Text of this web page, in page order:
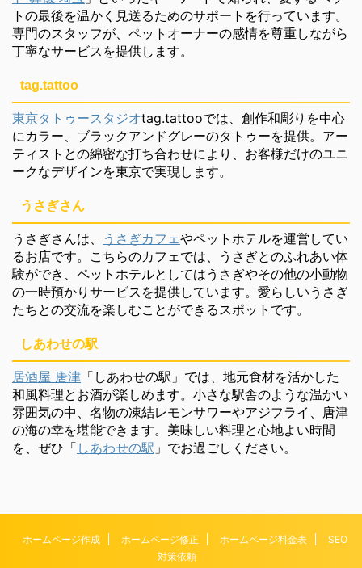
トの最後を温かく見送るためのサポートを行っています。
専門のスタッフが、ペットオーナーの感情を尊重しながら
丁寧なサービスを提供します。
tag.tattoo
東京タトゥースタジオtag.tattooでは、創作和彫りを中心
にカラー、ブラックアンドグレーのタトゥーを提供。アー
ティストとの綿密な打ち合わせにより、お客様だけのユニ
ークなデザインを東京で実現します。
うさぎさん
うさぎさんは、 うさぎカフェやペットホテルを運営してい
るお店です。こちらのカフェでは、うさぎとのふれあい体
験ができ、ペットホテルとしてはうさぎやその他の小動物
の一時預かりサービスを提供しています。愛らしいうさぎ
たちとの交流を楽しむことができるスポットです。
しあわせの駅
居酒屋 唐津 「しあわせの駅」では、地元食材を活かした
和風料理とお酒が楽しめます。小さな駅舎のような温かい
雰囲気の中、名物の凍結レモンサワーやアジフライ、唐津
の海の幸を堪能できます。美味しい料理と心地よい時間
を、ぜひ「 しあわせの駅 」でお過ごしください。
ホームページ作成 ホームページ修正 ホームページ料金表
SEO
対策依頼